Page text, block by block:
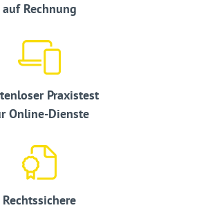
auf Rechnung
Praxistest
Online-Dienste
Rechtssichere